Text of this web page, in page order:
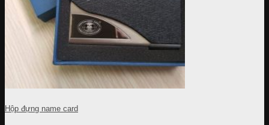
Hộp đựng name card